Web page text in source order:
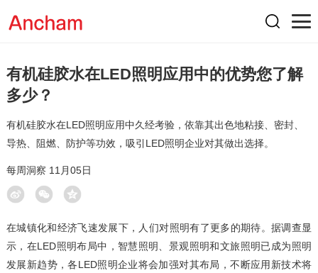
有机硅胶水在LED照明应用中的优势您了解
多少？
有机硅胶水在LED照明应用中久经考验，依靠其出色地粘接、密封、
导热、阻燃、防护等功效，吸引LED照明企业对其做出选择。
每周洞察 11月05日
在城镇化和经济飞速发展下，人们对照明有了更多的期待。据调查显
示，在LED照明布局中，智慧照明、景观照明和文旅照明已成为照明
发展新趋势，各LED照明企业将会加强对其布局，不断应用新技术将